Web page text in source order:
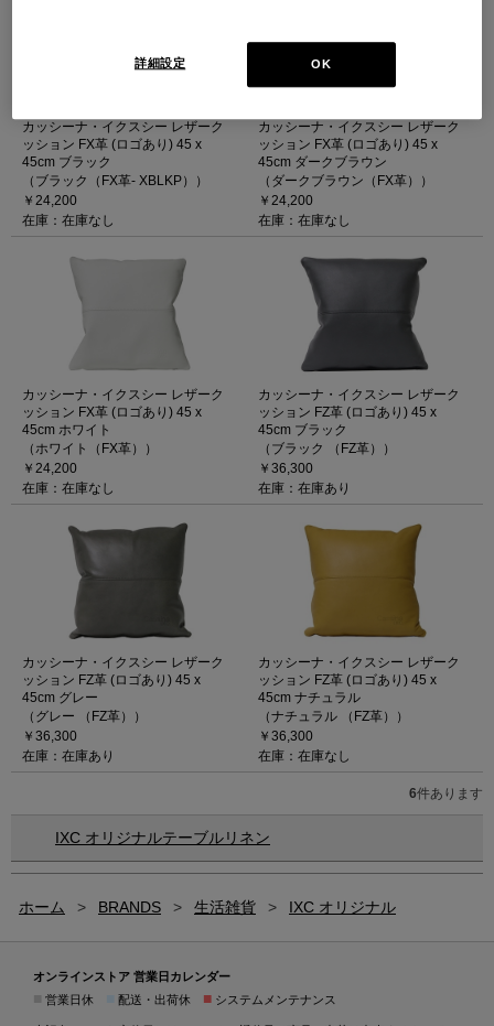
カッシーナ・イクスシー レザーク
ッション FX革 (ロゴあり) 45 x
45cm ブラック
（ブラック（FX革- XBLKP））
￥24,200
在庫：在庫なし
カッシーナ・イクスシー レザーク
ッション FX革 (ロゴあり) 45 x
45cm ダークブラウン
（ダークブラウン（FX革））
￥24,200
在庫：在庫なし
カッシーナ・イクスシー レザーク
ッション FX革 (ロゴあり) 45 x
45cm ホワイト
（ホワイト（FX革））
￥24,200
在庫：在庫なし
カッシーナ・イクスシー レザーク
ッション FZ革 (ロゴあり) 45 x
45cm ブラック
（ブラック （FZ革））
￥36,300
在庫：在庫あり
カッシーナ・イクスシー レザーク
ッション FZ革 (ロゴあり) 45 x
45cm グレー
（グレー （FZ革））
￥36,300
在庫：在庫あり
カッシーナ・イクスシー レザーク
ッション FZ革 (ロゴあり) 45 x
45cm ナチュラル
（ナチュラル （FZ革））
￥36,300
在庫：在庫なし
6件あります
IXC オリジナルテーブルリネン
ホーム > BRANDS > 生活雑貨 > IXC オリジナル
オンラインストア 営業日カレンダー
営業日休 配送・出荷休 ■ システムメンテナンス
OK
詳細設定